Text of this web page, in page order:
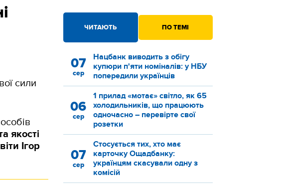
сили
якості
Ігор
ЧИТАЮТЬ ПО ТЕМІ
07
сер
Нацбанк виводить з обігу
купюри п'яти номіналів: у НБУ
попередили українців
06
сер
1 прилад «мотає» світло, як 65
холодильників, що працюють
одночасно – перевірте свої
розетки
07
сер
Стосується тих, хто має
карточку Ощадбанку:
українцям скасували одну з
комісій